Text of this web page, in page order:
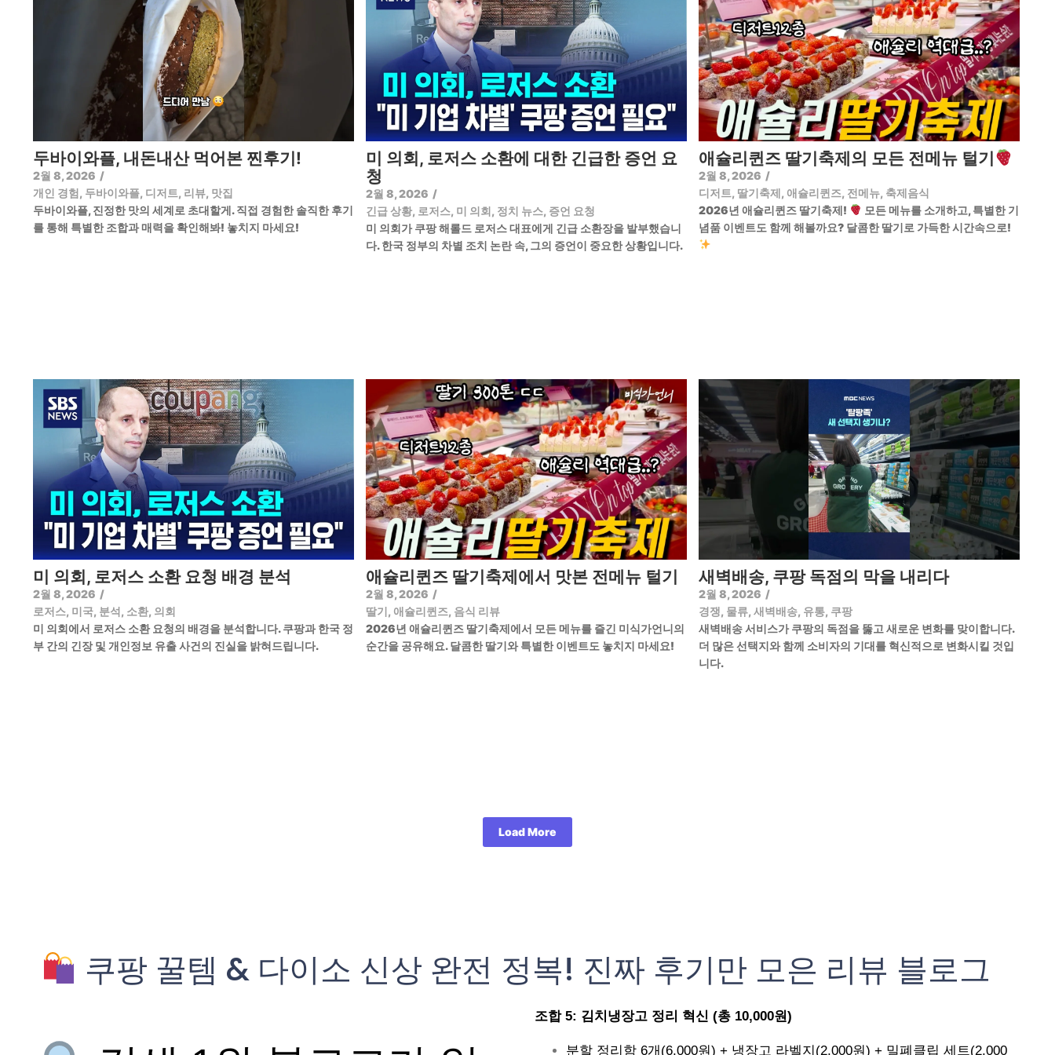
두바이와플, 내돈내산 먹어본 찐후기!
2월 8, 2026 /
개인 경험, 두바이와플, 디저트, 리뷰, 맛집
두바이와플, 진정한 맛의 세계로 초대할게. 직접 경험한 솔직한 후기
를 통해 특별한 조합과 매력을 확인해봐! 놓치지 마세요!
미 의회, 로저스 소환에 대한 긴급한 증언 요
청
2월 8, 2026 /
긴급 상황, 로저스, 미 의회, 정치 뉴스, 증언 요청
미 의회가 쿠팡 해롤드 로저스 대표에게 긴급 소환장을 발부했습니
다. 한국 정부의 차별 조치 논란 속, 그의 증언이 중요한 상황입니다.
애슐리퀸즈 딸기축제의 모든 전메뉴 털기
2월 8, 2026 /
디저트, 딸기축제, 애슐리퀸즈, 전메뉴, 축제음식
2026년 애슐리퀸즈 딸기축제!
모든 메뉴를 소개하고, 특별한 기
념품 이벤트도 함께 해볼까요? 달콤한 딸기로 가득한 시간속으로!
미 의회, 로저스 소환 요청 배경 분석
2월 8, 2026 /
로저스, 미국, 분석, 소환, 의회
미 의회에서 로저스 소환 요청의 배경을 분석합니다. 쿠팡과 한국 정
부 간의 긴장 및 개인정보 유출 사건의 진실을 밝혀드립니다.
애슐리퀸즈 딸기축제에서 맛본 전메뉴 털기
2월 8, 2026 /
딸기, 애슐리퀸즈, 음식 리뷰
2026년 애슐리퀸즈 딸기축제에서 모든 메뉴를 즐긴 미식가언니의
순간을 공유해요. 달콤한 딸기와 특별한 이벤트도 놓치지 마세요!
새벽배송, 쿠팡 독점의 막을 내리다
2월 8, 2026 /
경쟁, 물류, 새벽배송, 유통, 쿠팡
새벽배송 서비스가 쿠팡의 독점을 뚫고 새로운 변화를 맞이합니다.
더 많은 선택지와 함께 소비자의 기대를 혁신적으로 변화시킬 것입
니다.
Load More
쿠팡 꿀템 & 다이소 신상 완전 정복! 진짜 후기만 모은 리뷰 블로그
조합 5: 김치냉장고 정리 혁신 (총 10,000원)
분할 정리함 6개(6,000원) + 냉장고 라벨지(2,000원) + 밀폐클립 세트(2,000